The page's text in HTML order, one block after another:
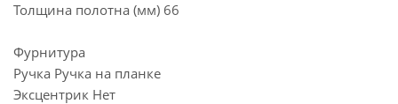
Толщина полотна (мм) 66
Фурнитура
Ручка Ручка на планке
Эксцентрик Нет